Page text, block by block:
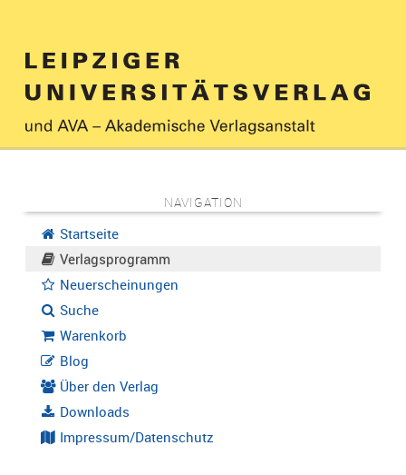
NAVIGATION
Startseite
Verlagsprogramm
Neuerscheinungen
Suche
Warenkorb
Blog
Über den Verlag
Downloads
Impressum/Datenschutz